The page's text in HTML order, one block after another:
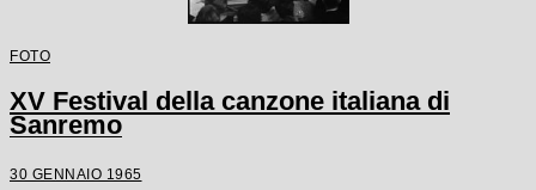
FOTO
XV Festival della canzone italiana di
Sanremo
30 GENNAIO 1965